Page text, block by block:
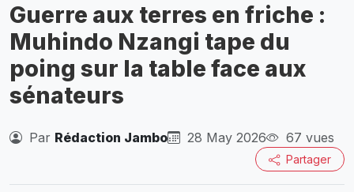
Guerre aux terres en friche :
Muhindo Nzangi tape du
poing sur la table face aux
sénateurs
Par Rédaction Jambo 28 May 2026 67 vues
Partager